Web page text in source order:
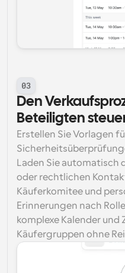
03
Den
Beteiligten
Erstellen Sie Vorlagen
Laden Sie automatisch
oder rechtlichen
Käuferkomitee und
Erinnerungen nach
komplexe Kalender
Käufergruppen ohne